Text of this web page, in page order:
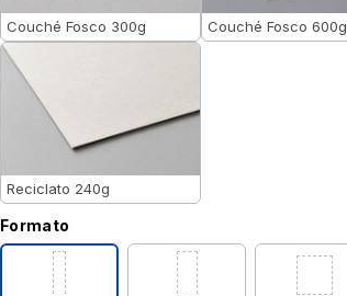
Couché Fosco 300g Couché Fosco 600g
Reciclato 240g
Formato